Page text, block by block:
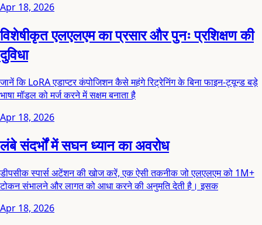
Apr 18, 2026
विशेषीकृत एलएलएम का प्रसार और पुनः प्रशिक्षण की
दुविधा
जानें कि LoRA एडाप्टर कंपोजिशन कैसे महंगे रिट्रेनिंग के बिना फाइन-ट्यून्ड बड़े
भाषा मॉडल को मर्ज करने में सक्षम बनाता है
Apr 18, 2026
लंबे संदर्भों में सघन ध्यान का अवरोध
डीपसीक स्पार्स अटेंशन की खोज करें, एक ऐसी तकनीक जो एलएलएम को 1M+
टोकन संभालने और लागत को आधा करने की अनुमति देती है। इसक
Apr 18, 2026